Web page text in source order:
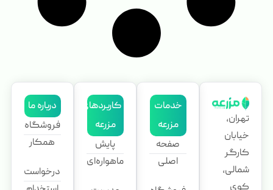
تهران،
خیابان
کارگر
شمالی،
خدمات
مزرعه
صفحه
اصلی
کاربردهای
مزرعه
پایش
ماهواره‌ای
درباره ما
فروشگاه
همکار
درخواست